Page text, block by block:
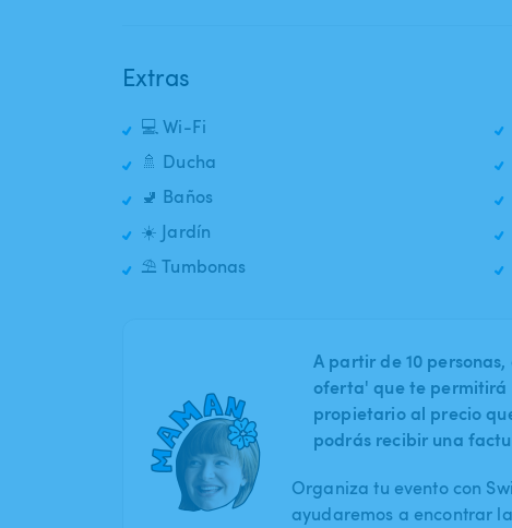
Extras
💻 Wi-Fi
🚿 Ducha
🚽 Baños
☀️ Jardín
⛱️ Tumbonas
A partir de 10
oferta' que te
propietario al precio
podrás recibir una
Organiza tu evento con
ayudaremos a encontrar